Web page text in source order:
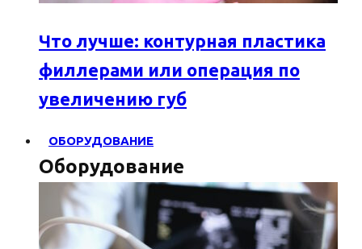
Что лучше: контурная пластика
филлерами или операция по
увеличению губ
ОБОРУДОВАНИЕ
Оборудование